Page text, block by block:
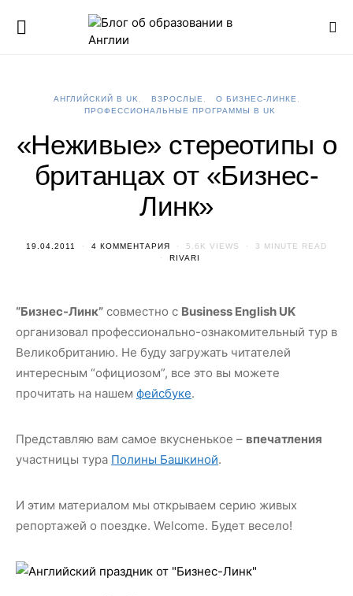
АНГЛИЙСКИЙ В UK ВЗРОСЛЫЕ
О БИЗНЕС-ЛИНКЕ
ПРОФЕССИОНАЛЬНЫЕ ПРОГРАММЫ В UK
«Неживые» стереотипы о
британцах от «Бизнес-
Линк»
19.04.2011 4 КОММЕНТАРИЯ 5.6K VIEWS
3 MINUTE READ
RIVARI
“Бизнес-Линк” совместно с Business English UK
организовал профессионально-ознакомительный тур в
Великобританию. Не буду загружать читателей
интересным “официозом”, все это вы можете
прочитать на нашем фейсбуке.
Представляю вам самое вкусненькое – впечатления
участницы тура Полины Башкиной.
И этим материалом мы открываем серию живых
репортажей о поездке. Welcome. Будет весело!